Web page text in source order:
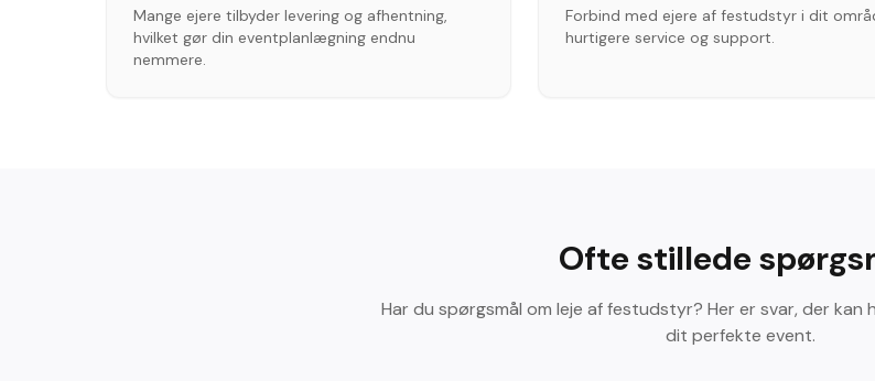
Mange ejere tilbyder levering og afhentning,
hvilket gør din eventplanlægning endnu
nemmere.
Forbind med ejere af festudstyr i dit
hurtigere service og support.
Ofte stillede
Har du spørgsmål om leje af festudstyr? Her er svar, der
dit perfekte event.